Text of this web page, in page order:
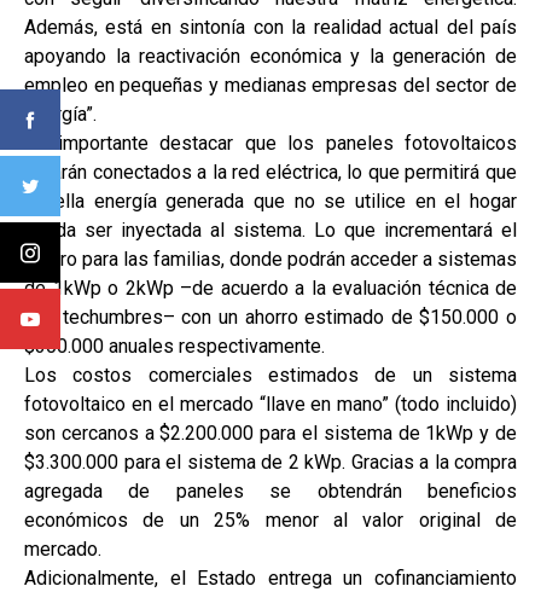
Además, está en sintonía con la realidad actual del país
apoyando la reactivación económica y la generación de
empleo en pequeñas y medianas empresas del sector de
energía”.
Es importante destacar que los paneles fotovoltaicos
estarán conectados a la red eléctrica, lo que permitirá que
aquella energía generada que no se utilice en el hogar
pueda ser inyectada al sistema. Lo que incrementará el
ahorro para las familias, donde podrán acceder a sistemas
de 1kWp o 2kWp –de acuerdo a la evaluación técnica de
sus techumbres– con un ahorro estimado de $150.000 o
$300.000 anuales respectivamente.
Los costos comerciales estimados de un sistema
fotovoltaico en el mercado “llave en mano” (todo incluido)
son cercanos a $2.200.000 para el sistema de 1kWp y de
$3.300.000 para el sistema de 2 kWp. Gracias a la compra
agregada de paneles se obtendrán beneficios
económicos de un 25% menor al valor original de
mercado.
Adicionalmente, el Estado entrega un cofinanciamiento